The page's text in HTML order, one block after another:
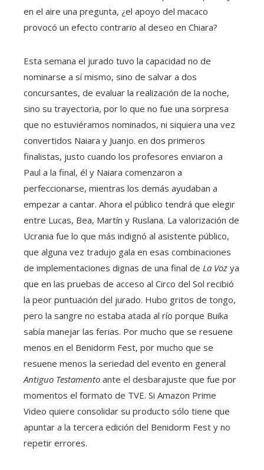
en el aire una pregunta, ¿el apoyo del macaco
provocó un efecto contrario al deseo en Chiara?
Esta semana el jurado tuvo la capacidad no de
nominarse a sí mismo, sino de salvar a dos
concursantes, de evaluar la realización de la noche,
sino su trayectoria, por lo que no fue una sorpresa
que no estuviéramos nominados, ni siquiera una vez
convertidos Naiara y Juanjo. en dos primeros
finalistas, justo cuando los profesores enviaron a
Paul a la final, él y Naiara comenzaron a
perfeccionarse, mientras los demás ayudaban a
empezar a cantar. Ahora el público tendrá que elegir
entre Lucas, Bea, Martín y Ruslana. La valorización de
Ucrania fue lo que más indignó al asistente público,
que alguna vez tradujo gala en esas combinaciones
de implementaciones dignas de una final de La Voz ya
que en las pruebas de acceso al Circo del Sol recibió
la peor puntuación del jurado. Hubo gritos de tongo,
pero la sangre no estaba atada al río porque Buika
sabía manejar las ferias. Por mucho que se resuene
menos en el Benidorm Fest, por mucho que se
resuene menos la seriedad del evento en general
Antiguo Testamento ante el desbarajuste que fue por
momentos el formato de TVE. Si Amazon Prime
Video quiere consolidar su producto sólo tiene que
apuntar a la tercera edición del Benidorm Fest y no
repetir errores.